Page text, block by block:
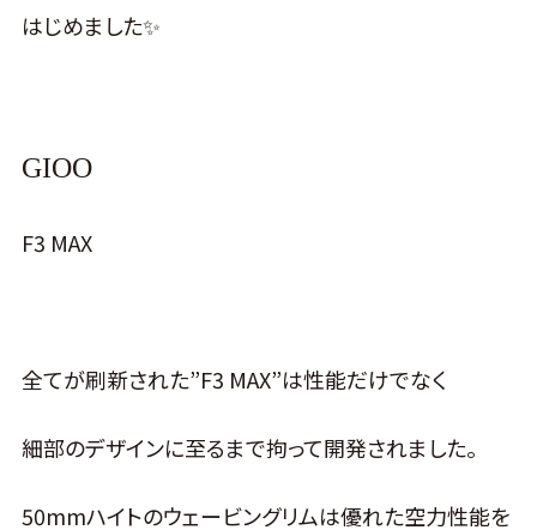
はじめました✨
GIOO
F3 MAX
全てが刷新された”F3 MAX”は性能だけでなく
細部のデザインに至るまで拘って開発されました。
50mmハイトのウェービングリムは優れた空力性能を